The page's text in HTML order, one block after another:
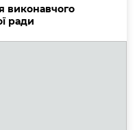
виконавчого
ради